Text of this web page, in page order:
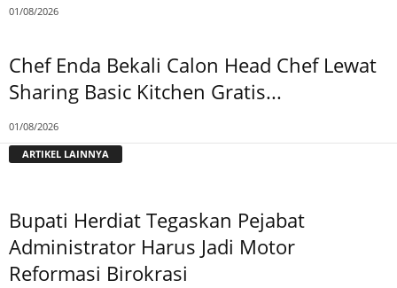
01/08/2026
Chef Enda Bekali Calon Head Chef Lewat
Sharing Basic Kitchen Gratis...
01/08/2026
ARTIKEL LAINNYA
Bupati Herdiat Tegaskan Pejabat
Administrator Harus Jadi Motor
Reformasi Birokrasi